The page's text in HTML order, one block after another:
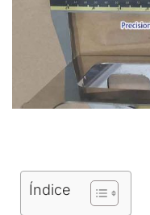
Índice